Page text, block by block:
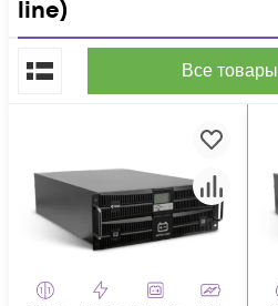
line)
Все товары
По популярности